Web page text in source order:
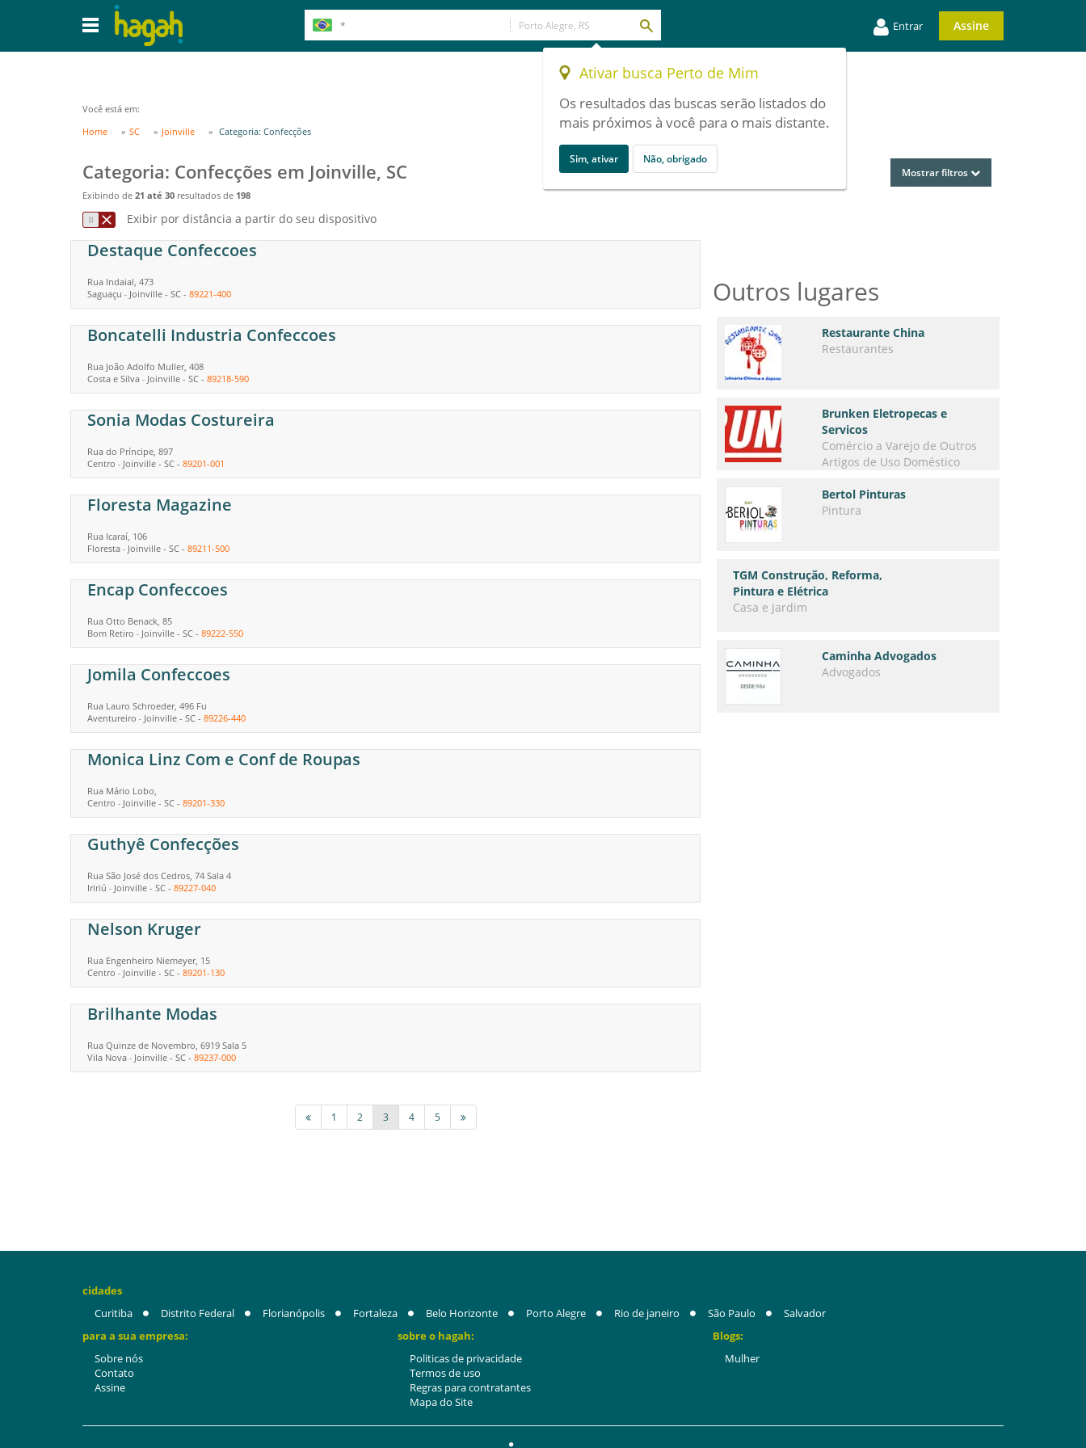
Entrar Assine
Ativar busca Perto de Mim
Os resultados das buscas serão listados do
mais próximos à você para o mais distante.
Sim, ativar Não, obrigado
Você está em:
Home
SC Joinville Categoria: Confecções
Categoria: Confecções em Joinville, SC
Exibindo de 21 até 30 resultados de 198
Mostrar filtros
Exibir por distância a partir do seu dispositivo
Destaque Confeccoes
Rua Indaial, 473
Saguaçu - Joinville - SC - 89221-400
Boncatelli Industria Confeccoes
Rua João Adolfo Muller, 408
Costa e Silva - Joinville - SC - 89218-590
Sonia Modas Costureira
Rua do Príncipe, 897
Centro - Joinville - SC - 89201-001
Floresta Magazine
Rua Icaraí, 106
Floresta - Joinville - SC - 89211-500
Encap Confeccoes
Rua Otto Benack, 85
Bom Retiro - Joinville - SC - 89222-550
Jomila Confeccoes
Rua Lauro Schroeder, 496 Fu
Aventureiro - Joinville - SC - 89226-440
Monica Linz Com e Conf de Roupas
Rua Mário Lobo,
Centro - Joinville - SC - 89201-330
Guthyê Confecções
Rua São José dos Cedros, 74 Sala 4
Iririú - Joinville - SC - 89227-040
Nelson Kruger
Rua Engenheiro Niemeyer, 15
Centro - Joinville - SC - 89201-130
Brilhante Modas
Rua Quinze de Novembro, 6919 Sala 5
Vila Nova - Joinville - SC - 89237-000
1 2 3 4 5
Outros lugares
Restaurante China
Restaurantes
Brunken Eletropecas e
Servicos
Comércio a Varejo de Outros
Artigos de Uso Doméstico
Bertol Pinturas
Pintura
TGM Construção, Reforma,
Pintura e Elétrica
Casa e Jardim
Caminha Advogados
Advogados
cidades
Curitiba
Distrito Federal Florianópolis Fortaleza Belo Horizonte Porto Alegre Rio de janeiro São Paulo
Salvador
para a sua empresa:
Sobre nós
Contato
Assine
sobre o hagah:
Politicas de privacidade
Termos de uso
Regras para contratantes
Mapa do Site
Blogs:
Mulher